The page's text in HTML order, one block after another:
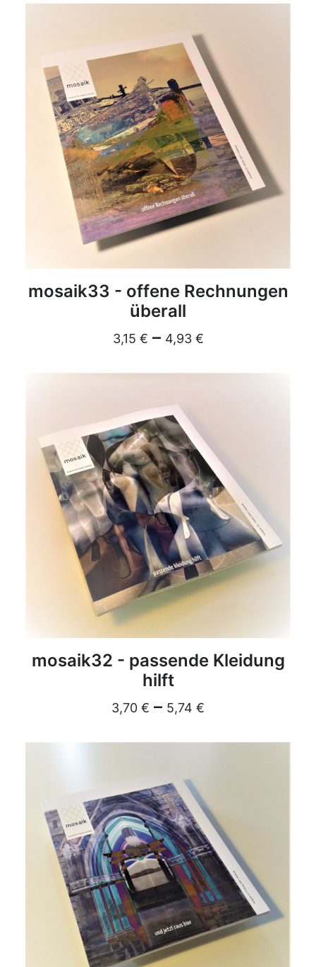
DETAILS
mosaik33 - offene Rechnungen
überall
3,15 € – 4,93 €
mosaik32 - passende Kleidung
hilft
3,70 € – 5,74 €